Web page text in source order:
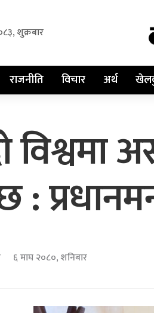
शुक्रबार
राजनीति विचार अर्थ
६ माघ २०८०, शनिबार